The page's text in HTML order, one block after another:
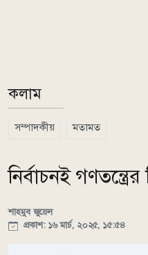
কলাম
সম্পাদকীয় মতামত
নির্বাচনই
শাহমুব জুয়েল
প্রকাশ: ১৬ মার্চ, ২০২৫, ১৫:৫৪